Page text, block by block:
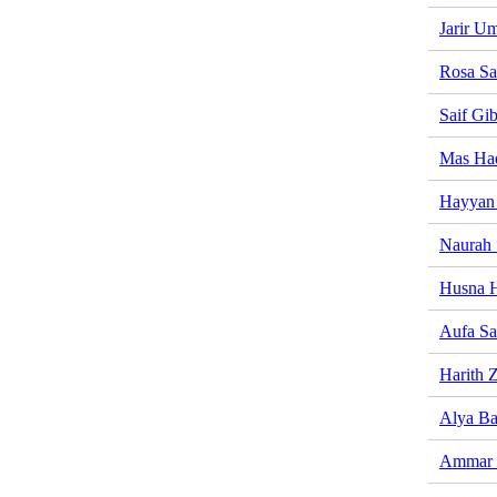
Jarir
Rosa
Saif
Mas
Naurah
Husna
Aufa
Harith
Alya
Ammar